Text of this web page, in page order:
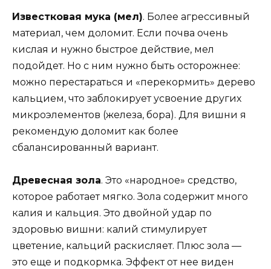
Известковая мука (мел). Более агрессивный
материал, чем доломит. Если почва очень
кислая и нужно быстрое действие, мел
подойдет. Но с ним нужно быть осторожнее:
можно перестараться и «перекормить» дерево
кальцием, что заблокирует усвоение других
микроэлементов (железа, бора). Для вишни я
рекомендую доломит как более
сбалансированный вариант.
Древесная зола. Это «народное» средство,
которое работает мягко. Зола содержит много
калия и кальция. Это двойной удар по
здоровью вишни: калий стимулирует
цветение, кальций раскисляет. Плюс зола —
это еще и подкормка. Эффект от нее виден